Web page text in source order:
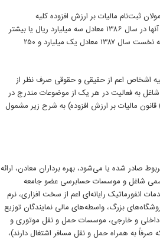
۱۳۸۷ اجرا شد، در مرحله اول مشمولان ثبت‌نام مالیات بر ارزش افزوده کلیه
واردکنندگان، صادرکنندگان و فعالان اقتصادی بودند که مجموع فروش کالاها و ارائه خدمات آنها در سال ۱۳۸۶ معادل سه میلیارد ریال یا بیشتر
بود. همچنین کلیه فعالان اقتصادی که مجموع فروش کالاها و ارائه خدمات آنها در پنج ماهه نخست سال ۱۳۸۷ معادل یک میلیارد و ۲۵۰
ارزش افزوده کلیه اشخاص اعم از حقیقی و حقوقی صرف نظر از
شاغل به فعالیت در هر یک از موضوعات مندرج در
(الف) ماده (۹۶) قانون مالیات‌های مستقیم (به جز فعالیت‌های معاف موضوع ماده (۱۲) قانون مالیات بر ارزش افزوده) به شرح زیر مشمول
صادر شده یا می‌شود، بهره برداران معادن، ارائه
شاغل و موسسات حسابرسی عضو جامعه
انفورماتیک رایانه‌ای اعم از سخت افزاری، نرم
بزرگ، واسطه‌های مالی نمایندگان توزیع
داخلی و خارجی، موسسات حمل و نقل موتوری و
صرفاً به همراه حمل و نقل مسافر اشتغال دارند)،